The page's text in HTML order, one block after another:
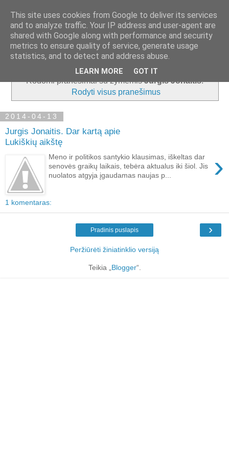
Rodomi pranešimai su žymėmisJurgis Jonaitis.
Rodyti visus pranešimus
2014-04-13
Jurgis Jonaitis. Dar kartą apie
Lukiškių aikštę
›
Meno ir politikos santykio klausimas, iškeltas dar
senovės graikų laikais, tebėra aktualus iki šiol. Jis
nuolatos atgyja įgaudamas naujas p...
1 komentaras:
›
Pradinis puslapis
Peržiūrėti žiniatinklio versiją
Teikia „Blogger“.
This site uses cookies from Google to deliver its services
and to analyze traffic. Your IP address and user-agent are
shared with Google along with performance and security
metrics to ensure quality of service, generate usage
statistics, and to detect and address abuse.
LEARN MORE GOT IT